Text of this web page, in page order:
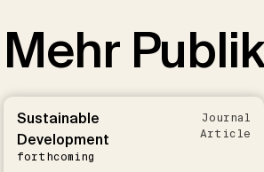
Mehr
Sustainable
Development
forthcoming
Journal
Article